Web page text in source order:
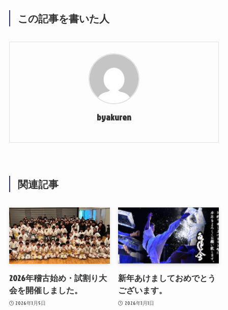
この記事を書いた人
byakuren
関連記事
2026年稽古始め・試割り大
会を開催しました。
2026年1月5日
新年あけましておめでとう
ございます。
2026年1月1日